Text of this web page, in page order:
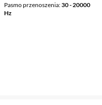
Pasmo przenoszenia 30 - 20000
Hz